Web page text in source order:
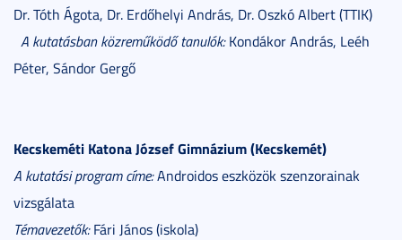
Dr. Tóth Ágota, Dr. Erdőhelyi András, Dr. Oszkó Albert (TTIK)
A kutatásban közreműködő tanulók:Kondákor András, Leéh
Péter, Sándor Gergő
Kecskeméti Katona József Gimnázium (Kecskemét)
A kutatási program címe:Androidos eszközök szenzorainak
vizsgálata
Témavezetők:Fári János (iskola)